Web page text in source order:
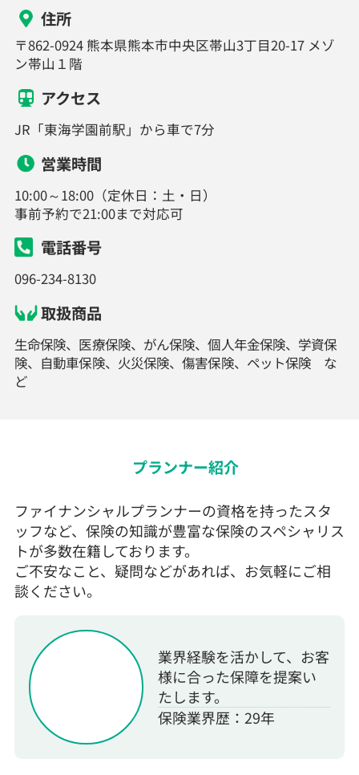
住所
〒862-0924 熊本県熊本市中央区帯山3丁目20-17 メゾ
ン帯山１階
アクセス
JR「東海学園前駅」から車で7分
営業時間
10:00～18:00（定休日：土・日）
事前予約で21:00まで対応可
電話番号
096-234-8130
取扱商品
生命保険、医療保険、がん保険、個人年金保険、学資保
険、自動車保険、火災保険、傷害保険、ペット保険 な
ど
プランナー紹介
ファイナンシャルプランナーの資格を持ったスタ
ッフなど、保険の知識が豊富な保険のスペシャリス
トが多数在籍しております。
ご不安なこと、疑問などがあれば、お気軽にご相
談ください。
業界経験を活かして、お客
様に合った保障を提案い
たします。
保険業界歴：29年